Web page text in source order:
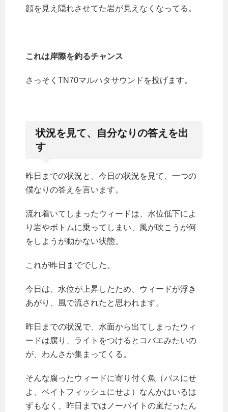
顔を見え隠れさせてた岩が見えなくなってる。
これは岸際を釣るチャンス
さっそくTN70マルハタサウンドを投げます。
状況を見て、自分なりの答えを出
す
昨日までの状況と、今日の状況を見て、一つの
僕なりの答えを言います。
流れ着いてしまったウィードは、水位低下によ
り岩やボトムに乗ってしまい、風が吹こうが何
をしようが動かない状態。
これが昨日まででした。
今日は、水位が上昇したため、ウィードが浮き
あがり、風で流されたと思われます。
昨日までの状況で、水面から出てしまったウィ
ードは腐り、ライトをつけるとコバエみたいの
が、わんさか集まってくる。
そんな腐ったウィードに寄り付く魚（バスにせ
よ、ベイトフィッシュにせよ）なんかはいるは
ずもなく、昨日まではノーバイトの嵐だったん